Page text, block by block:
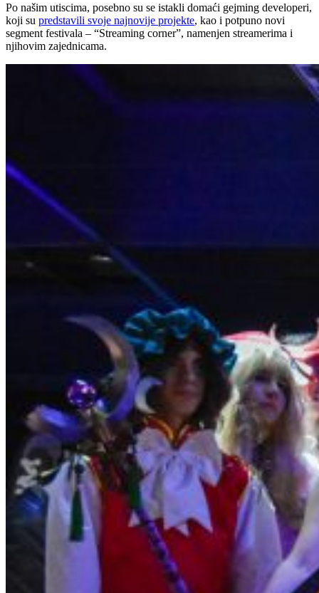
Po našim utiscima, posebno su se istakli domaći gejming developeri,
koji su predstavili svoje najnovije projekte, kao i potpuno novi
segment festivala – “Streaming corner”, namenjen streamerima i
njihovim zajednicama.